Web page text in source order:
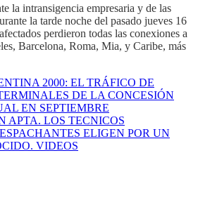
la intransigencia empresaria y de las
la tarde noche del pasado jueves 16
perdieron todas las conexiones a
Barcelona, Roma, Mia, y Caribe, más
2000: EL TRÁFICO DE
DE LA CONCESIÓN
EN SEPTIEMBRE
APTA. LOS TECNICOS
ELIGEN POR UN
VIDEOS